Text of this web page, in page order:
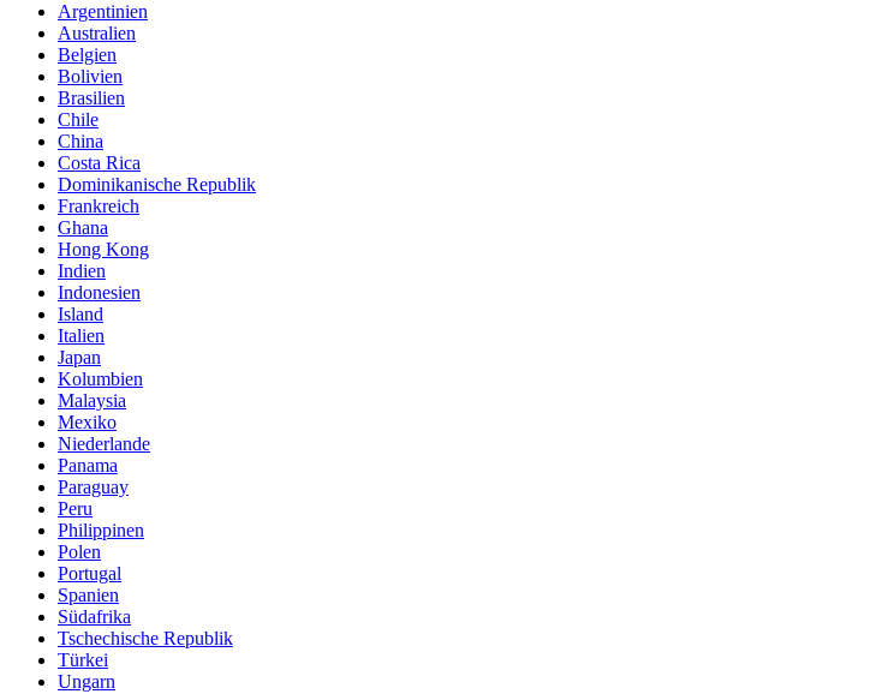
Argentinien
Australien
Belgien
Bolivien
Brasilien
Chile
China
Costa Rica
Dominikanische Republik
Frankreich
Ghana
Hong Kong
Indien
Indonesien
Island
Italien
Japan
Kolumbien
Malaysia
Mexiko
Niederlande
Panama
Paraguay
Peru
Philippinen
Polen
Portugal
Spanien
Südafrika
Tschechische Republik
Türkei
Ungarn